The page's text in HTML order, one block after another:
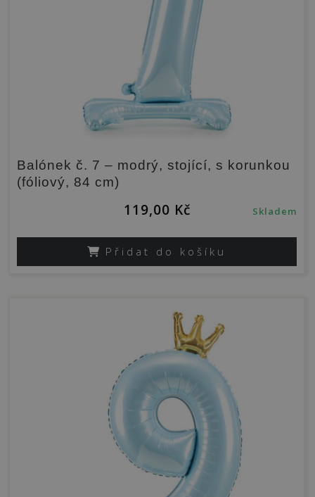
Balónek č. 7 – modrý, stojící, s korunkou
(fóliový, 84 cm)
119,00 Kč Skladem
Přidat do košíku